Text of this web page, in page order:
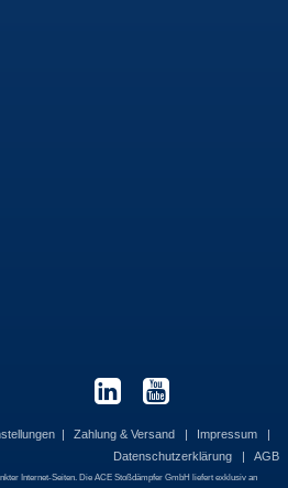
Zahlung & Versand
Impressum
Datenschutzerklärung
AGB
Internet-Seiten. Die ACE Stoßdämpfer GmbH liefert exklusiv an